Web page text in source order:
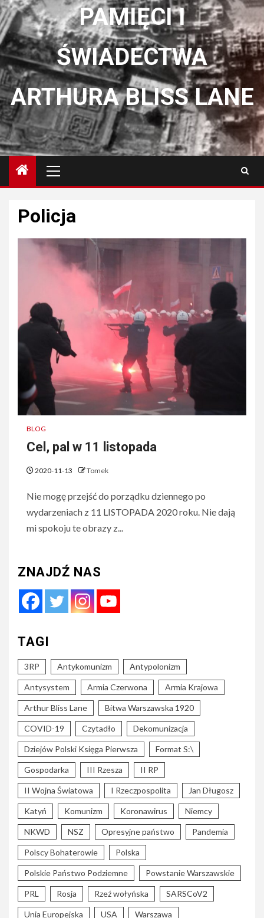
PAMIĘCI I
ŚWIADECTWA
ARTHURA BLISS LANE
główne
Policja
BLOG
Cel, pal w 11 listopada
2020-11-13 Tomek
Nie mogę przejść do porządku dziennego po
wydarzeniach z 11 LISTOPADA 2020 roku. Nie dają
mi spokoju te obrazy z...
ZNAJDŹ NAS
TAGI
3RP Antykomunizm Antypolonizm
Antysystem Armia Czerwona Armia Krajowa
Arthur Bliss Lane Bitwa Warszawska 1920
COVID-19 Czytadło Dekomunizacja
Dziejów Polski Księga Pierwsza Format S:\
Gospodarka III Rzesza II RP
II Wojna Światowa I Rzeczpospolita Jan Długosz
Katyń Komunizm Koronawirus Niemcy
NKWD NSZ Opresyjne państwo Pandemia
Polscy Bohaterowie Polska
Polskie Państwo Podziemne Powstanie Warszawskie
PRL Rosja Rzeź wołyńska SARSCoV2
Unia Europejska USA Warszawa